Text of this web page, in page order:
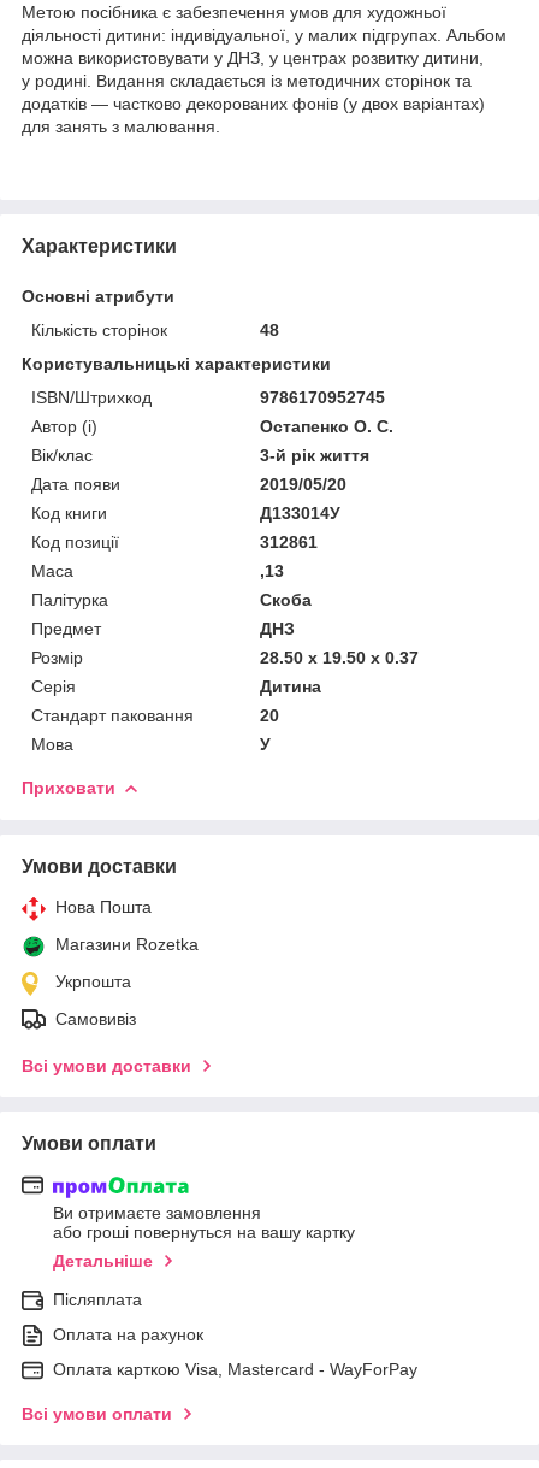
Метою посібника є забезпечення умов для художньої
діяльності дитини: індивідуальної, у малих підгрупах. Альбом
можна використовувати у ДНЗ, у центрах розвитку дитини,
у родині. Видання складається із методичних сторінок та
додатків — частково декорованих фонів (у двох варіантах)
для занять з малювання.
Характеристики
Основні атрибути
Кількість сторінок
48
Користувальницькі характеристики
ISBN/Штрихкод
9786170952745
Автор (і)
Остапенко О. С.
Вік/клас
3-й рік життя
Дата появи
2019/05/20
Код книги
Д133014У
Код позиції
312861
Маса
,13
Палітурка
Скоба
Предмет
ДНЗ
Розмір
28.50 x 19.50 x 0.37
Серія
Дитина
Стандарт паковання
20
Мова
У
Приховати
Умови доставки
Нова Пошта
Магазини Rozetka
Укрпошта
Самовивіз
Всі умови доставки
Умови оплати
Ви отримаєте замовлення
або гроші повернуться на вашу картку
Детальніше
Післяплата
Оплата на рахунок
Оплата карткою Visa, Mastercard - WayForPay
Всі умови оплати